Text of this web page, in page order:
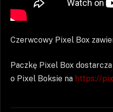
Czerwcowy Pixel Box
Paczkę Pixel Box
o Pixel Boksie na https://